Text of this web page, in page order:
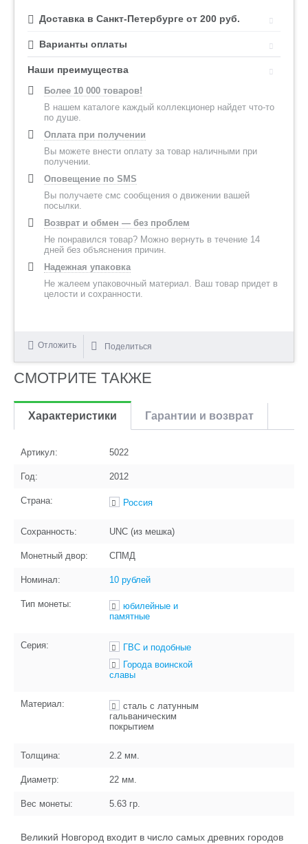
Доставка в Санкт-Петербурге от 200 руб.
Варианты оплаты
Наши преимущества
Более 10 000 товаров!
В нашем каталоге каждый коллекционер найдет что-то
по душе.
Оплата при получении
Вы можете внести оплату за товар наличными при
получении.
Оповещение по SMS
Вы получаете смс сообщения о движении вашей
посылки.
Возврат и обмен — без проблем
Не понравился товар? Можно вернуть в течение 14
дней без объяснения причин.
Надежная упаковка
Не жалеем упаковочный материал. Ваш товар придет в
целости и сохранности.
Отложить Поделиться
СМОТРИТЕ ТАКЖЕ
Характеристики Гарантии и возврат
Артикул: 5022
Год: 2012
Страна: Россия
Сохранность: UNC (из мешка)
Монетный двор: СПМД
Номинал: 10 рублей
Тип монеты:
юбилейные и
памятные
Серия:
ГВС и подобные
Города воинской
славы
Материал:
сталь с латунным
гальваническим
покрытием
Толщина: 2.2 мм.
Диаметр: 22 мм.
Вес монеты: 5.63 гр.
Великий Новгород входит в число самых древних городов